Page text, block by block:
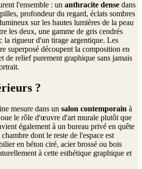
l'ensemble : un anthracite dense dans
profondeur du regard, éclats sombres
sur les hautes lumières de la peau
les deux, une gamme de gris cendrés
la rigueur d'un tirage argentique. Les
superposé découpent la composition en
de relief purement graphique sans jamais
?
mesure dans un salon contemporain à
le rôle d'œuvre d'art murale plutôt que
également à un bureau privé en quête
dont le reste de l'espace est
en béton ciré, acier brossé ou bois
à cette esthétique graphique et